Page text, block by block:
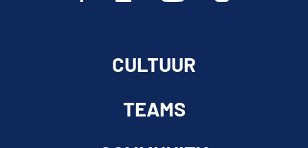
CULTUUR
TEAMS